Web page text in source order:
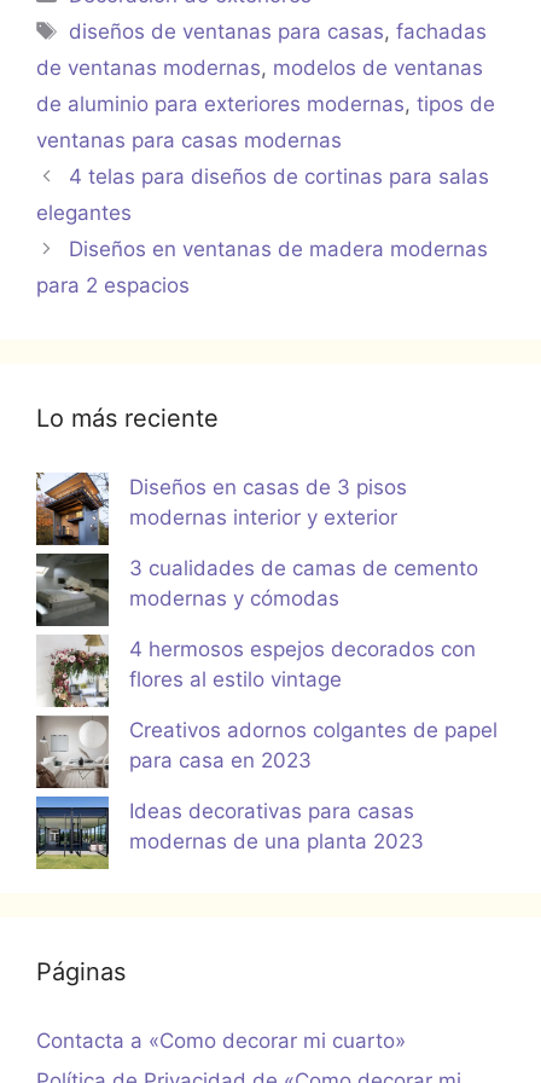
Etiquetas
diseños de ventanas para casas,fachadas
de ventanas modernas, modelos de ventanas
de aluminio para exteriores modernas, tipos de
ventanas para casas modernas
4 telas para diseños de cortinas para salas
elegantes
Diseños en ventanas de madera modernas
para 2 espacios
Lo más reciente
Diseños en casas de 3 pisos
modernas interior y exterior
3 cualidades de camas de cemento
modernas y cómodas
4 hermosos espejos decorados con
flores al estilo vintage
Creativos adornos colgantes de papel
para casa en 2023
Ideas decorativas para casas
modernas de una planta 2023
Páginas
Contacta a «Como decorar mi cuarto»